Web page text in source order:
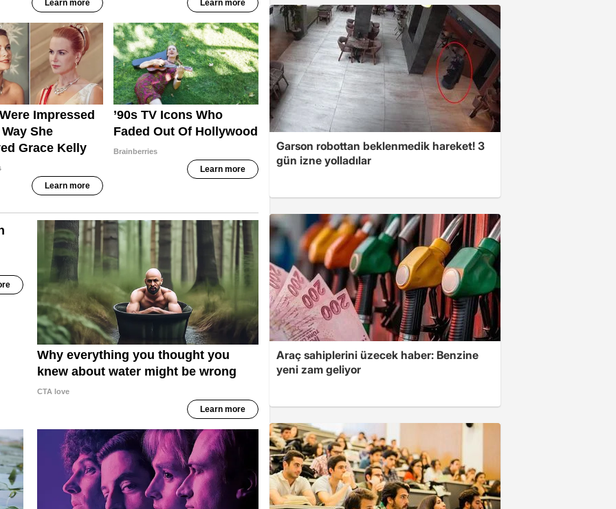
Garson robottan beklenmedik hareket! 3
gün izne yolladılar
Araç sahiplerini üzecek haber: Benzine
yeni zam geliyor